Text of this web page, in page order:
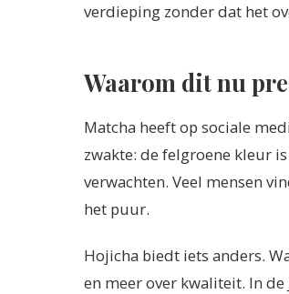
verdieping zonder dat het
Waarom dit nu
Matcha heeft op sociale
zwakte: de felgroene kleur
verwachten. Veel mensen
het puur.
Hojicha biedt iets anders.
en meer over kwaliteit. In